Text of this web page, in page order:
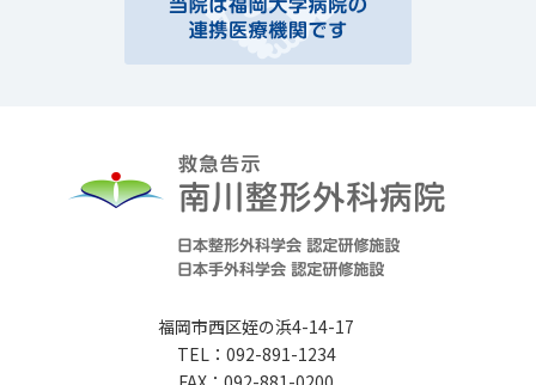
福岡市西区姪の浜4-14-17
TEL：092-891-1234